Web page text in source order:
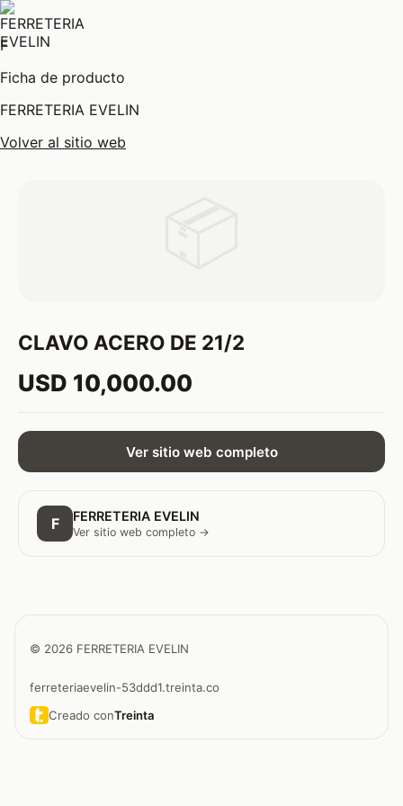
F
Ficha de producto
FERRETERIA EVELIN
Volver al sitio web
CLAVO ACERO DE 21/2
USD 10,000.00
Ver sitio web completo
F FERRETERIA EVELIN
Ver sitio web completo →
© 2026 FERRETERIA EVELIN
ferreteriaevelin-53ddd1.treinta.co
Creado conTreinta